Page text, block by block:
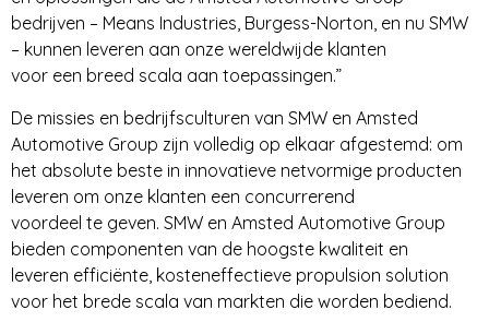
bedrijven – Means Industries, Burgess-Norton, en nu SMW
– kunnen leveren aan onze wereldwijde klanten
voor een breed scala aan toepassingen.”
De missies en bedrijfsculturen van SMW en Amsted
Automotive Group zijn volledig op elkaar afgestemd: om
het absolute beste in innovatieve netvormige producten
leveren om onze klanten een concurrerend
voordeel te geven. SMW en Amsted Automotive Group
bieden componenten van de hoogste kwaliteit en
leveren efficiënte, kosteneffectieve propulsion solution
voor het brede scala van markten die worden bediend.